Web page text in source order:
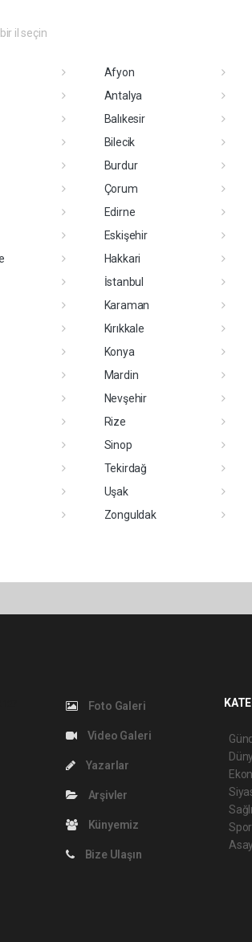
il seçin
Afyon
Antalya
Balıkesir
Bilecik
Burdur
Çorum
Edirne
Eskişehir
Hakkari
İstanbul
Karaman
Kırıkkale
Konya
Mardin
Nevşehir
Rize
Sinop
Tekirdağ
Uşak
Zonguldak
Foto Galeri
Video Galeri
Yazarlar
Arşivler
Künyemiz
Bize Ulaşın
Spor